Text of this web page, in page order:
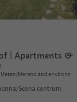
| Apartments &
Meran/Merano and environs
Scena centrum